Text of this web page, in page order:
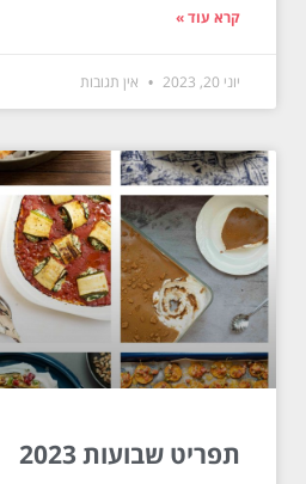
קרא עוד »
יוני 20, 2023 אין תגובות
תפריט שבועות 2023